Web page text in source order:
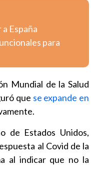
España
para
Mundial de la Salud
que se expande en
de Estados Unidos,
al Covid de la
al indicar que no la